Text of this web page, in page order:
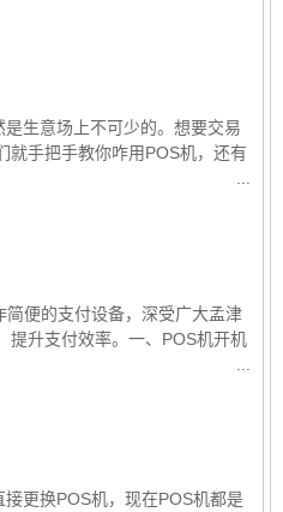
生意场上不可少的。想要交易
就手把手教你咋用POS机，还有
便的支付设备，深受广大孟津
提升支付效率。一、POS机开机
更换POS机，现在POS机都是